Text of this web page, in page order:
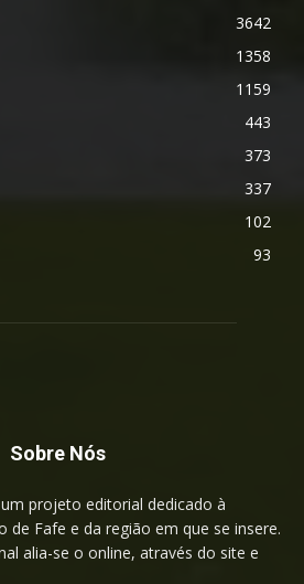
3642
1358
1159
443
373
337
102
93
Sobre Nós
um projeto editorial dedicado à
de Fafe e da região em que se insere.
alia-se o online, através do site e